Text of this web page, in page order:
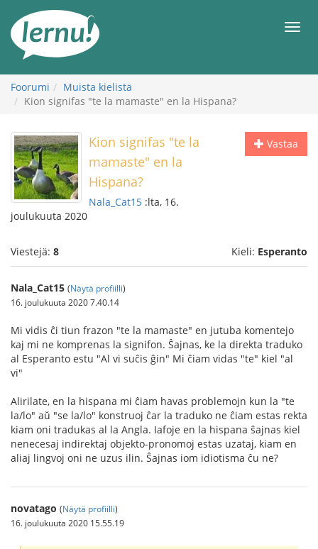
sisältöön
Foorumi
Muista kielistä
Kion signifas "te la mamaste" en la Hispana?
Vastaa
Kion signifas "te la
mamaste" en la
Hispana?
Nala_Cat15 :lta, 16.
joulukuuta 2020
Viestejä: 8 Kieli: Esperanto
Nala_Cat15 (Näytä profiilli)
16. joulukuuta 2020 7.40.14
Mi vidis ĉi tiun frazon "te la mamaste" en jutuba komentejo
kaj mi ne komprenas la signifon. Ŝajnas, ke la direkta traduko
al Esperanto estu "Al vi suĉis ĝin" Mi ĉiam vidas "te" kiel "al
vi"
Alirilate, en la hispana mi ĉiam havas problemojn kun la "te
la/lo" aŭ "se la/lo" konstruoj ĉar la traduko ne ĉiam estas rekta
kiam oni tradukas al la Angla. Iafoje en la hispana ŝajnas kiel
nenecesaj indirektaj objekto-pronomoj estas uzataj, kiam en
aliaj lingvoj oni ne uzus ilin. Ŝajnas iom idiotisma ĉu ne?
novatago (Näytä profiilli)
16. joulukuuta 2020 15.55.19